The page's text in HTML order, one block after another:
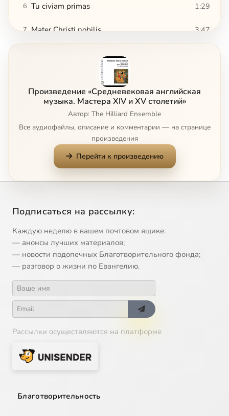
6 Tu civiam primas 1:29
7 Mater Christi nobilis 3:47
Anna Mater Matris Christi
11 There is no rose of such virtue 8:18
Tota pulcra es amica mea 4:18
Произведение «Средневековая английская
музыка. Мастера XIV и XV столетий»
Автор: The Hilliard Ensemble
Все аудиофайлы, описание и комментарии — на странице
произведения
Перейти к произведению
Подписаться на рассылку:
Каждую неделю в вашем почтовом ящике:
— анонсы лучших материалов;
— новости подопечных Благотворительного фонда;
— разговор о жизни по Евангелию.
Рассылки осуществляются на платформе
Благотворительность